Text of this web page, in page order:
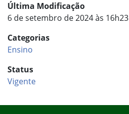
Última Modificação
6 de setembro de 2024 às 16h23
Categorias
Ensino
Status
Vigente